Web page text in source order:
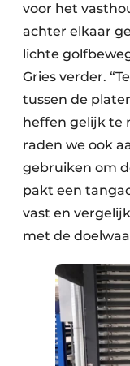
voor het
achter elkaar
lichte
Gries verder.
tussen de
heffen gelijk te
raden we ook
gebruiken om
pakt een
vast en
met de